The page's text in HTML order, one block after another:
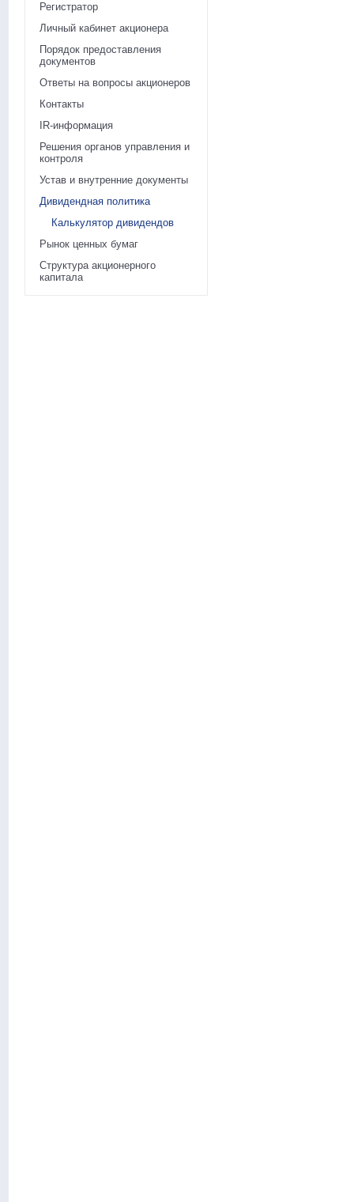
Регистратор
Личный кабинет акционера
Порядок предоставления
документов
Ответы на вопросы акционеров
Контакты
IR-информация
Решения органов управления и
контроля
Устав и внутренние документы
Дивидендная политика
Калькулятор дивидендов
Рынок ценных бумаг
Структура акционерного
капитала